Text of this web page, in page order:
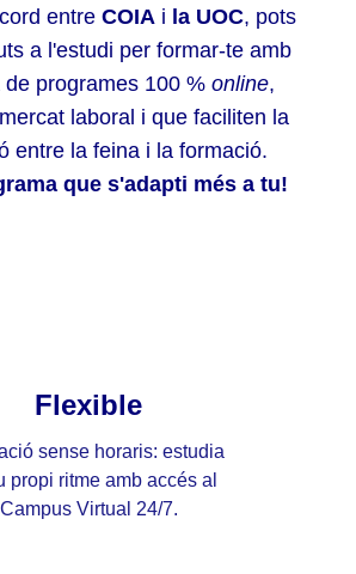
entre COIA i la UOC, pots
a l'estudi per formar-te amb
de programes 100 % online,
laboral i que faciliten la
entre la feina i la formació.
que s'adapti més a tu!
Flexible
sense horaris: estudia
propi ritme amb accés al
Campus Virtual 24/7.